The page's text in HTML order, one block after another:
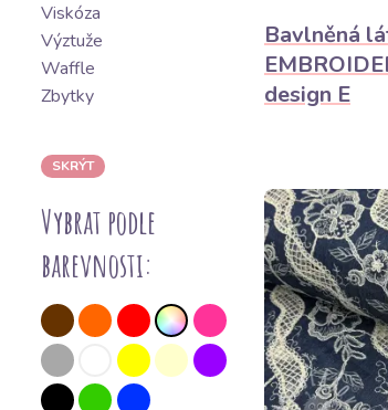
Viskóza
Výztuže
Waffle
Zbytky
SKRÝT
Vybrat podle
barevnosti:
Bavlněná
design E